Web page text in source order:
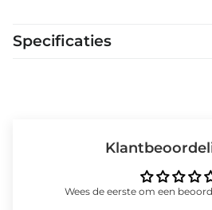
Specificaties
Wees de eerste om een